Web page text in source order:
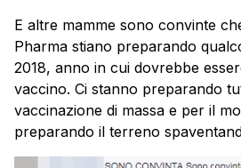
E altre mamme sono convinte
Pharma stiano preparando
2018, anno in cui dovrebbe
vaccino. Ci stanno preparando
vaccinazione di massa e per il
preparando il terreno